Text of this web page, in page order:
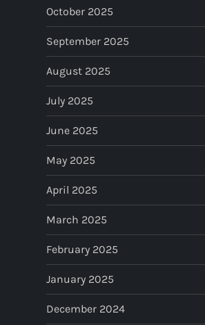
October 2025
September 2025
August 2025
July 2025
June 2025
May 2025
April 2025
March 2025
February 2025
January 2025
December 2024